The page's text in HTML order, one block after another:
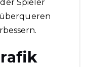
Spieler
überqueren